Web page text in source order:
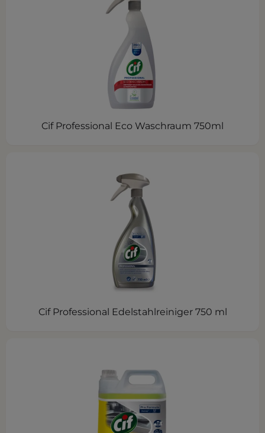
Cif Professional Eco Waschraum 750ml
Cif Professional Edelstahlreiniger 750 ml